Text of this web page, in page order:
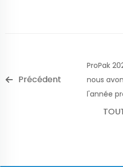
Précédent
ProPak
nous
l'année